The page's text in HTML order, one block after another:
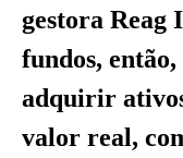
gestora Reag
fundos,
adquirir
valor real,